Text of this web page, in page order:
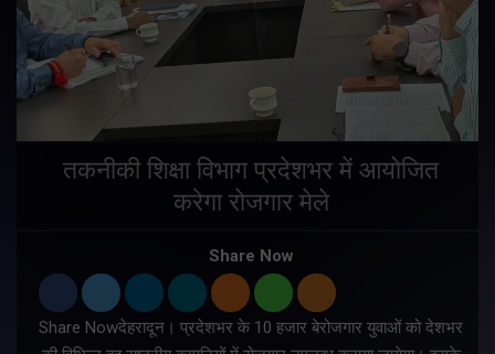
तकनीकी शिक्षा विभाग प्रदेशभर में आयोजित
करेगा रोजगार मेले
Share Now
Share Nowदेहरादून। प्रदेशभर के 10 हजार बेरोजगार युवाओं को देशभर